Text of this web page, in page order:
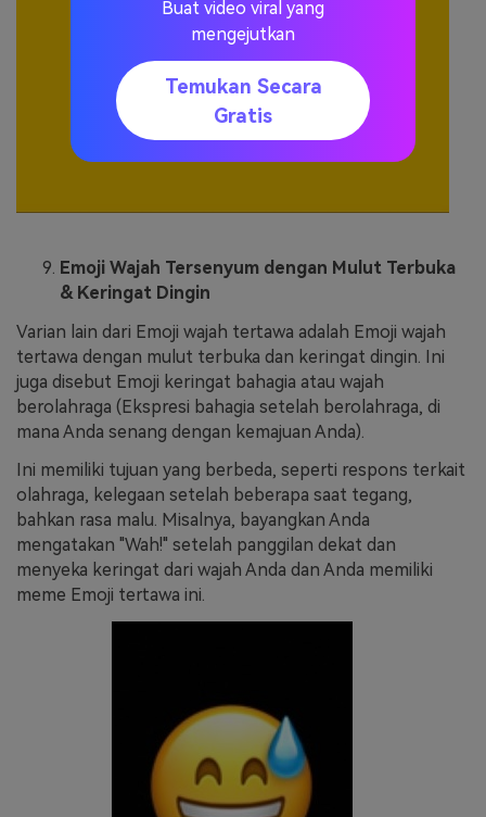
Emoji Wajah Tersenyum dengan Mulut Terbuka
& Keringat Dingin
Varian lain dari Emoji wajah tertawa adalah Emoji wajah
tertawa dengan mulut terbuka dan keringat dingin. Ini
juga disebut Emoji keringat bahagia atau wajah
berolahraga (Ekspresi bahagia setelah berolahraga, di
mana Anda senang dengan kemajuan Anda).
Ini memiliki tujuan yang berbeda, seperti respons terkait
olahraga, kelegaan setelah beberapa saat tegang,
bahkan rasa malu. Misalnya, bayangkan Anda
mengatakan "Wah!" setelah panggilan dekat dan
menyeka keringat dari wajah Anda dan Anda memiliki
meme Emoji tertawa ini.
Buat video viral yang
mengejutkan
Temukan Secara
Gratis